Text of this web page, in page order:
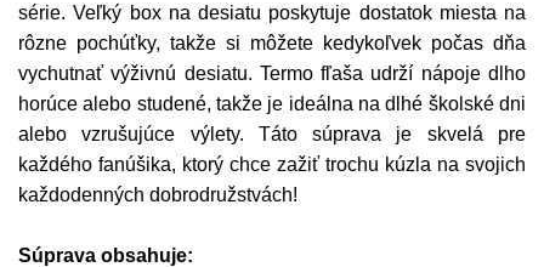
série. Veľký box na desiatu poskytuje dostatok miesta na
rôzne pochúťky, takže si môžete kedykoľvek počas dňa
vychutnať výživnú desiatu. Termo fľaša udrží nápoje dlho
horúce alebo studené, takže je ideálna na dlhé školské dni
alebo vzrušujúce výlety. Táto súprava je skvelá pre
každého fanúšika, ktorý chce zažiť trochu kúzla na svojich
každodenných dobrodružstvách!
Súprava obsahuje: